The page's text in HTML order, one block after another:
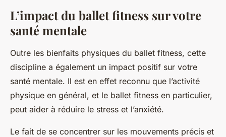
L’impact du ballet fitness sur votre
santé mentale
Outre les bienfaits physiques du ballet fitness, cette
discipline a également un impact positif sur votre
santé mentale. Il est en effet reconnu que l’activité
physique en général, et le ballet fitness en particulier,
peut aider à réduire le stress et l’anxiété.
Le fait de se concentrer sur les mouvements précis et